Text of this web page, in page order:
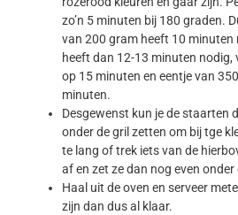
zo’n 5 minuten bij 180 graden.
van 200 gram heeft 10 minuten
heeft dan 12-13 minuten nodig,
op 15 minuten en eentje van
minuten.
Desgewenst kun je de staarten
onder de gril zetten om bij tge
te lang of trek iets van de
af en zet ze dan nog even onder
Haal uit de oven en serveer
zijn dan dus al klaar.